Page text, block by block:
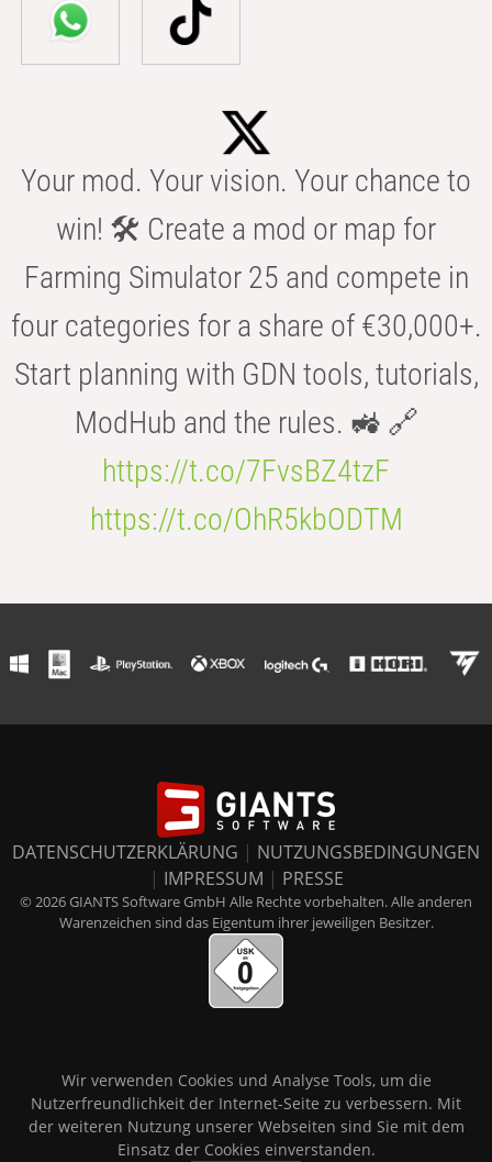
Your mod. Your vision. Your chance to
win! 🛠️ Create a mod or map for
Farming Simulator 25 and compete in
four categories for a share of €30,000+.
Start planning with GDN tools, tutorials,
ModHub and the rules. 🚜 🔗
https://t.co/7FvsBZ4tzF
https://t.co/OhR5kbODTM
DATENSCHUTZERKLÄRUNG | NUTZUNGSBEDINGUNGEN
| IMPRESSUM | PRESSE
© 2026 GIANTS Software GmbH Alle Rechte vorbehalten. Alle anderen
Warenzeichen sind das Eigentum ihrer jeweiligen Besitzer.
Wir verwenden Cookies und Analyse Tools, um die
Nutzerfreundlichkeit der Internet-Seite zu verbessern. Mit
der weiteren Nutzung unserer Webseiten sind Sie mit dem
Einsatz der Cookies einverstanden.